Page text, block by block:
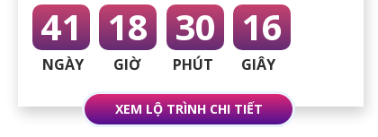
41 18 30 15
NGÀY GIỜ PHÚT GIÂY
XEM LỘ TRÌNH CHI TIẾT